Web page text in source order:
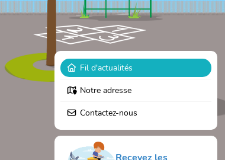
Fil d'actualités
Notre adresse
Contactez-nous